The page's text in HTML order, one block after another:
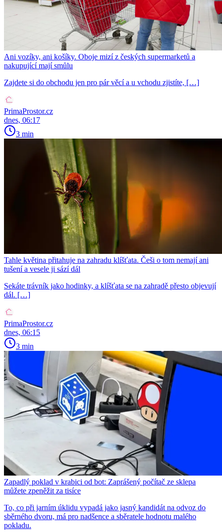
Ani vozíky, ani košíky. Oboje mizí z českých supermarketů a
nakupující mají smůlu
Zajdete si do obchodu jen pro pár věcí a u vchodu zjistíte, […]
PrimaProstor.cz
dnes, 06:17
3 min
Tahle květina přitahuje na zahradu klíšťata. Češi o tom nemají ani
tušení a vesele ji sází dál
Sekáte trávník jako hodinky, a klíšťata se na zahradě přesto objevují
dál. […]
PrimaProstor.cz
dnes, 06:15
3 min
Zapadlý poklad v krabici od bot: Zaprášený počítač ze sklepa
můžete zpeněžit za tisíce
To, co při jarním úklidu vypadá jako jasný kandidát na odvoz do
sběrného dvoru, má pro nadšence a sběratele hodnotu malého
pokladu.